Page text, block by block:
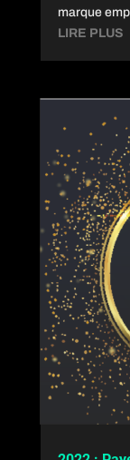
marque
LIRE PLUS